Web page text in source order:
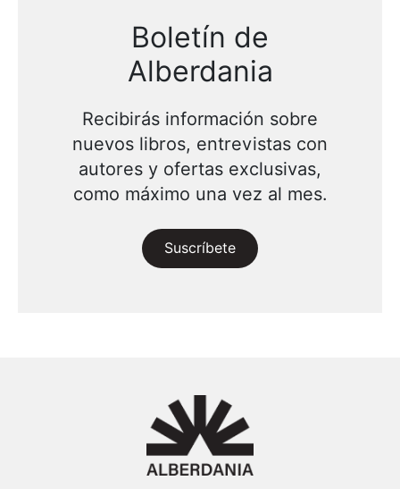
Boletín de
Alberdania
Recibirás información sobre
nuevos libros, entrevistas con
autores y ofertas exclusivas,
como máximo una vez al mes.
Suscríbete